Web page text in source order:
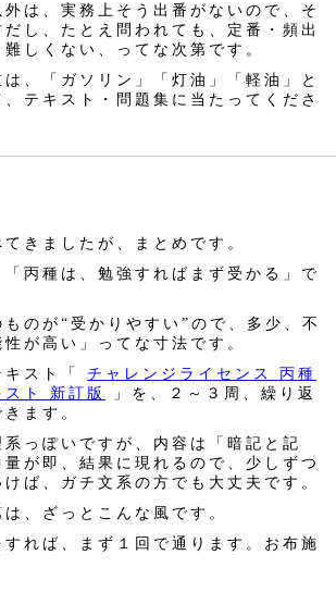
は、実務上そう出番がないので、そ
し、たとえ問われても、定番・頻出
しくない、ってな次第です。
、「ガソリン」「灯油」「軽油」と
、テキスト・問題集に当たってくださ
きましたが、まとめです。
丙種は、勉強すればまず受かる」で
のが“受かりやすい”ので、多少、不
が高い」ってな寸法です。
スト「
チャレンジライセンス 丙種
ト 新訂版
」を、２～３周、繰り返
ます。
っぽいですが、内容は「暗記と記
が即、結果に現れるので、少しずつ
ば、ガチ文系の方でも大丈夫です。
、ざっとこんな風です。
れば、まず１回で通ります。お布施